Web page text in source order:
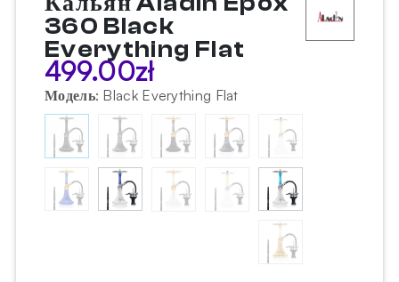
360 Black
Everything Flat
499.00zł
Модель: Black Everything Flat